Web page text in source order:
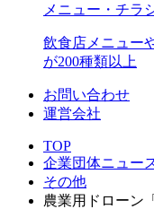
メニュー・チラ
飲食店メニュー
が200種類以上
お問い合わせ
運営会社
TOP
企業団体ニュー
その他
農業用ドローン